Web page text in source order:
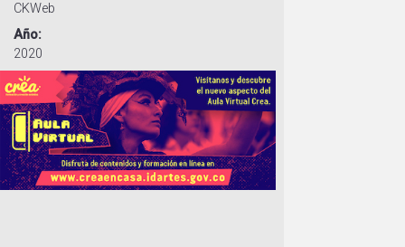
CKWeb
Año
2020